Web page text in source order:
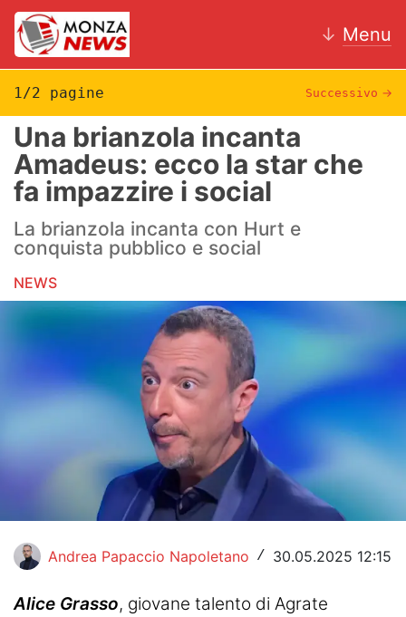
↓ Menu
News
AC Monza
Calcio
Motori
Volley
Altri sport
Pallanuoto
Pallamano
Altre
News
1/2 pagine Successivo →
Una brianzola incanta
Amadeus: ecco la star che
fa impazzire i social
La brianzola incanta con Hurt e
conquista pubblico e social
NEWS
Andrea Papaccio Napoletano / 30.05.2025 12:15
Alice Grasso, giovane talento di Agrate